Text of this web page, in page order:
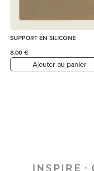
SUPPORT EN SILICONE
8,00 €
Ajouter au panier